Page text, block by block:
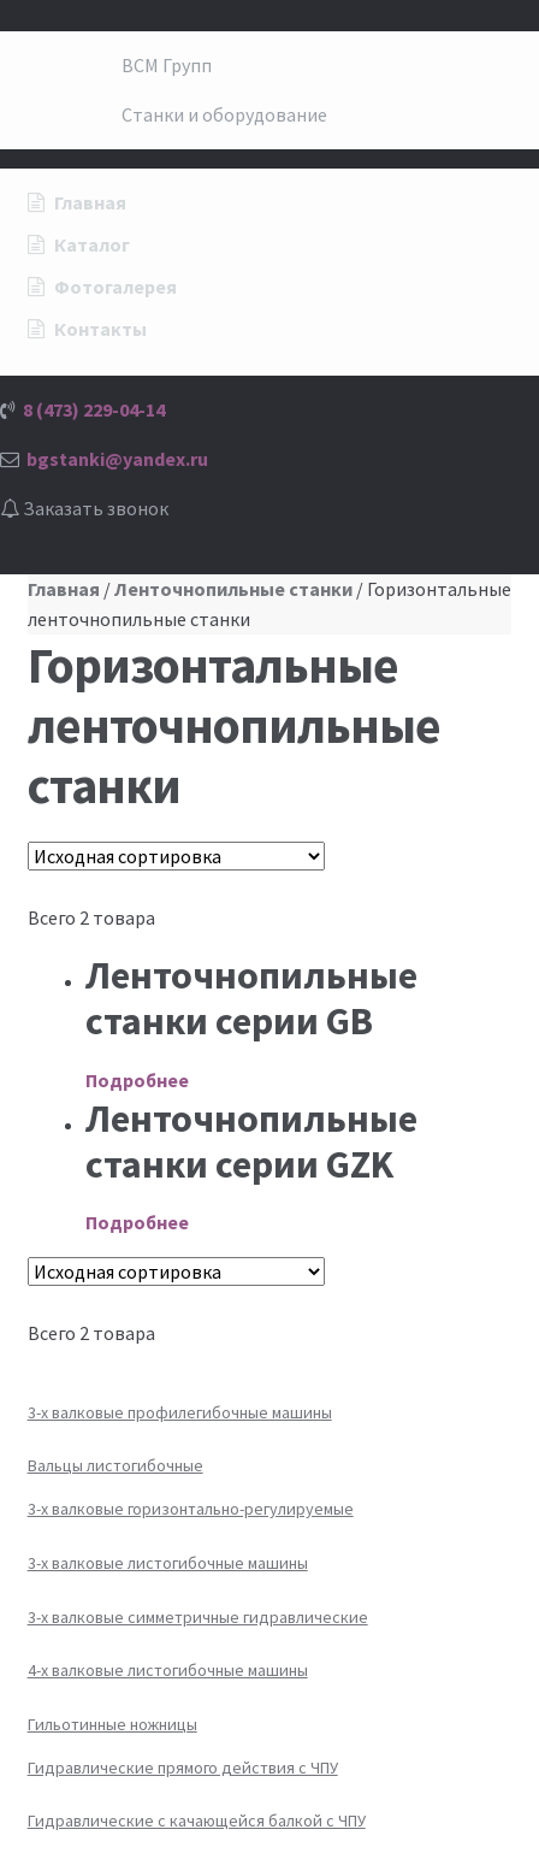
ВСМ Групп
Станки и оборудование
Главная
Каталог
Фотогалерея
Контакты
8 (473) 229-04-14
bgstanki@yandex.ru
Заказать звонок
Главная /Ленточнопильные станки/ Горизонтальные
ленточнопильные станки
Горизонтальные
ленточнопильные
станки
Всего 2 товара
Ленточнопильные
станки серии GB
Подробнее
Ленточнопильные
станки серии GZK
Подробнее
Всего 2 товара
3-х валковые профилегибочные машины
Вальцы листогибочные
3-х валковые горизонтально-регулируемые
3-х валковые листогибочные машины
3-х валковые симметричные гидравлические
4-х валковые листогибочные машины
Гильотинные ножницы
Гидравлические прямого действия с ЧПУ
Гидравлические с качающейся балкой с ЧПУ